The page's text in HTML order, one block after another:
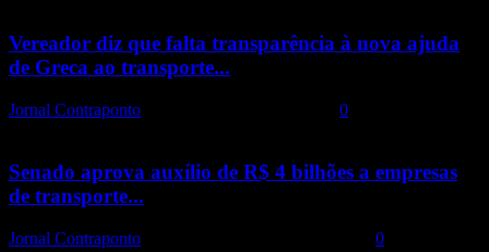
Vereador diz que falta transparência à nova ajuda
de Greca ao transporte...
Jornal Contraponto 0
Senado aprova auxílio de R$ 4 bilhões a empresas
de transporte...
Jornal Contraponto 0